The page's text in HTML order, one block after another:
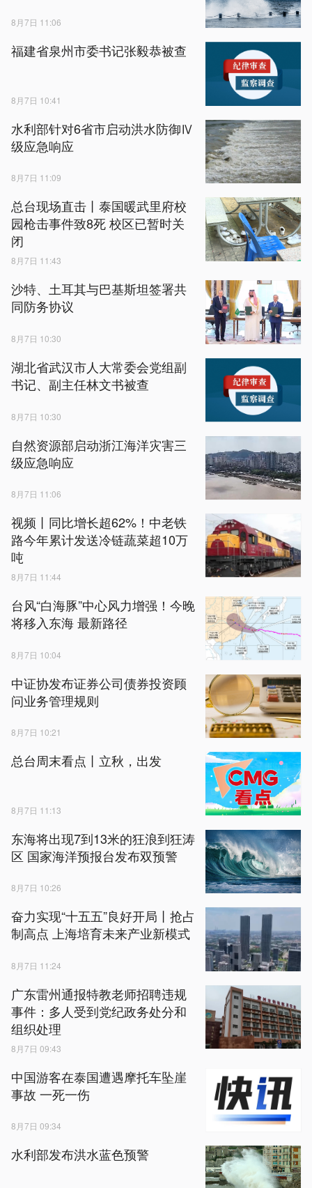
8月7日 11:06
福建省泉州市委书记张毅恭被查
8月7日 10:41
水利部针对6省市启动洪水防御Ⅳ
级应急响应
8月7日 11:09
总台现场直击丨泰国暖武里府校
园枪击事件致8死 校区已暂时关
闭
8月7日 11:43
沙特、土耳其与巴基斯坦签署共
同防务协议
8月7日 10:30
湖北省武汉市人大常委会党组副
书记、副主任林文书被查
8月7日 10:30
自然资源部启动浙江海洋灾害三
级应急响应
8月7日 11:06
视频丨同比增长超62%！中老铁
路今年累计发送冷链蔬菜超10万
吨
8月7日 11:44
台风“白海豚”中心风力增强！今晚
将移入东海 最新路径
8月7日 10:04
中证协发布证券公司债券投资顾
问业务管理规则
8月7日 10:21
总台周末看点丨立秋，出发
8月7日 11:13
东海将出现7到13米的狂浪到狂涛
区 国家海洋预报台发布双预警
8月7日 10:26
奋力实现“十五五”良好开局丨抢占
制高点 上海培育未来产业新模式
8月7日 11:24
广东雷州通报特教老师招聘违规
事件：多人受到党纪政务处分和
组织处理
8月7日 09:43
中国游客在泰国遭遇摩托车坠崖
事故 一死一伤
8月7日 09:34
水利部发布洪水蓝色预警